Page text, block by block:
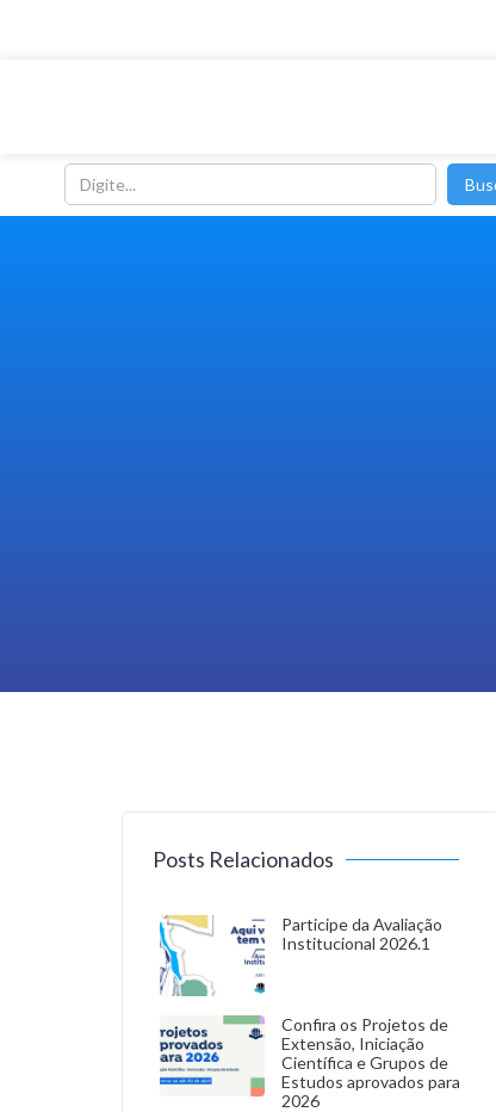
Posts Relacionados
Participe da Avaliação
Institucional 2026.1
Confira os Projetos de
Extensão, Iniciação
Científica e Grupos de
Estudos aprovados para
2026